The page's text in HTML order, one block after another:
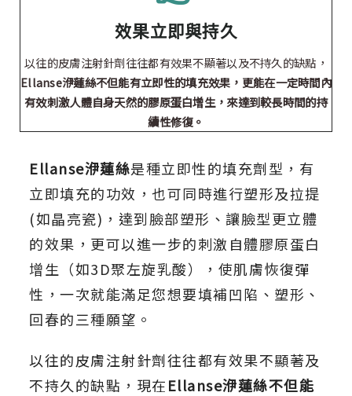
效果立即與持久
以往的皮膚注射針劑往往都有效果不顯著以及不持久的缺點，
Ellanse洢蓮絲不但能有立即性的填充效果，更能在一定時間內
有效刺激人體自身天然的膠原蛋白增生，來達到較長時間的持
續性修復。
Ellanse洢蓮絲是種立即性的填充劑型，有
立即填充的功效，也可同時進行塑形及拉提
(如晶亮瓷)，達到臉部塑形、讓臉型更立體
的效果，更可以進一步的刺激自體膠原蛋白
增生（如3D聚左旋乳酸），使肌膚恢復彈
性，一次就能滿足您想要填補凹陷、塑形、
回春的三種願望。
以往的皮膚注射針劑往往都有效果不顯著及
不持久的缺點，現在Ellanse洢蓮絲不但能